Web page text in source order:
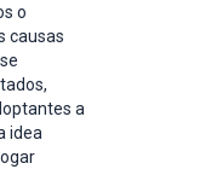
o
causas
a
idea